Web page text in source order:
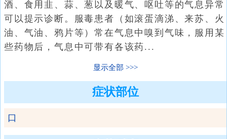
酒、食用韭、蒜、葱以及暖气、呕吐等的气息异常
可以提示诊断。服毒患者（如滚蛋滴涕、来苏、火
油、气油、鸦片等）常在气息中嗅到气味，服用某
些药物后，气息中可带有各该药...
显示全部
症状部位
口